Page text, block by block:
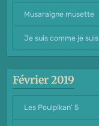
Musaraigne musette
Je suis comme je suis
Février 2019
Les Poulpikan' 5